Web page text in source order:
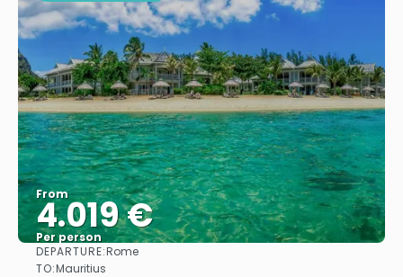
From
4.019 €
Per person
DEPARTURE:Rome
TO:Mauritius